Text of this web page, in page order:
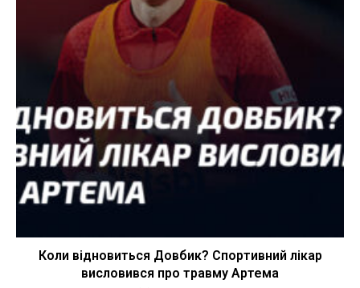
Коли відновиться Довбик? Спортивний лікар
висловився про травму Артема